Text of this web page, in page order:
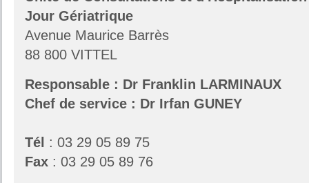
Jour Gériatrique
Avenue Maurice Barrès
88 800 VITTEL
Responsable : Dr Franklin LARMINAUX
Chef de service : Dr Irfan GUNEY
Tél : 03 29 05 89 75
Fax : 03 29 05 89 76